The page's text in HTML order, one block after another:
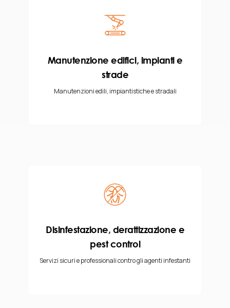
Manutenzione edifici, impianti e
strade
Manutenzioni edili, impiantistiche e stradali
Disinfestazione, derattizzazione e
pest control
Servizi sicuri e professionali contro gli agenti infestanti